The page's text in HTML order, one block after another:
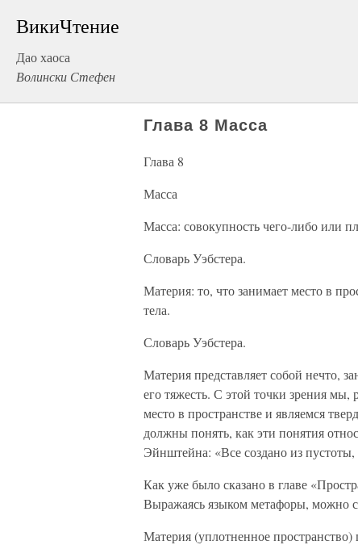
ВикиЧтение
Дао хаоса
Волински Стефен
Глава 8 Масса
Глава 8
Масса
Масса: совокупность чего-либо или
Словарь Уэбстера.
Материя: то, что занимает место в
тела.
Словарь Уэбстера.
Материя представляет собой нечто,
его тяжесть. С этой точки зрения
место в пространстве и являемся
должны понять, как эти понятия
Эйнштейна: «Все создано из
Как уже было сказано в главе
Выражаясь языком метафоры, можно
Материя (уплотненное